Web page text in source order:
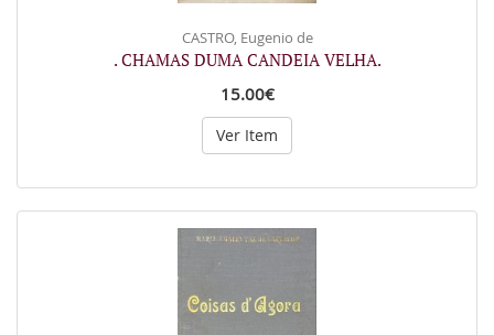
CASTRO, Eugenio de
. CHAMAS DUMA CANDEIA VELHA.
15.00€
Ver Item